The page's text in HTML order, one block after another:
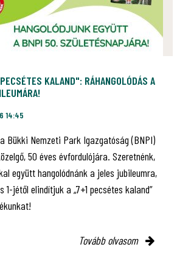
KALAND": RÁHANGOLÓDÁS A
14:45
Bükki Nemzeti Park Igazgatóság (BNPI)
50 éves évfordulójára. Szeretnénk,
együtt hangolódnánk a jeles jubileumra,
1-jétől elindítjuk a „7+1 pecsétes kaland”
Tovább olvasom